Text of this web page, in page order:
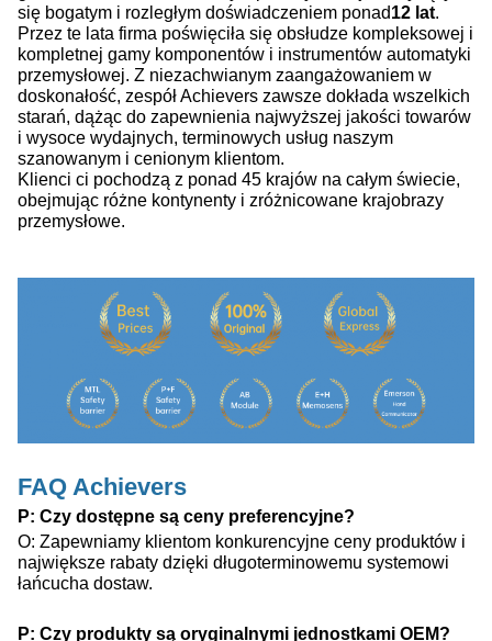
się bogatym i rozległym doświadczeniem ponad12 lat.
Przez te lata firma poświęciła się obsłudze kompleksowej i
kompletnej gamy komponentów i instrumentów automatyki
przemysłowej. Z niezachwianym zaangażowaniem w
doskonałość, zespół Achievers zawsze dokłada wszelkich
starań, dążąc do zapewnienia najwyższej jakości towarów
i wysoce wydajnych, terminowych usług naszym
szanowanym i cenionym klientom.
Klienci ci pochodzą z ponad 45 krajów na całym świecie,
obejmując różne kontynenty i zróżnicowane krajobrazy
przemysłowe.
FAQ Achievers
P: Czy dostępne są ceny preferencyjne?
O: Zapewniamy klientom konkurencyjne ceny produktów i
największe rabaty dzięki długoterminowemu systemowi
łańcucha dostaw.
P: Czy produkty są oryginalnymi jednostkami OEM?